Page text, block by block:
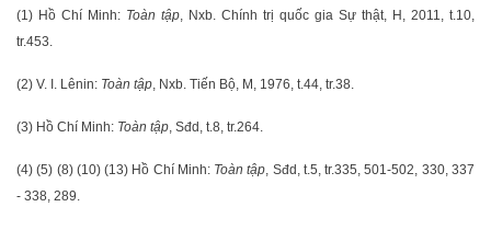
(1) Hồ Chí Minh: Toàn tập, Nxb. Chính trị quốc gia Sự thật, H, 2011, t.10,
tr.453.
(2) V. I. Lênin: Toàn tập, Nxb. Tiến Bộ, M, 1976, t.44, tr.38.
(3) Hồ Chí Minh: Toàn tập, Sđd, t.8, tr.264.
(4) (5) (8) (10) (13) Hồ Chí Minh: Toàn tập, Sđd, t.5, tr.335, 501-502, 330, 337
- 338, 289.